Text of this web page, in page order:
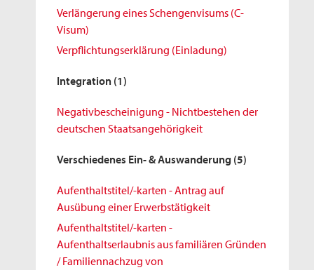
Verlängerung eines Schengenvisums (C-
Visum)
Verpflichtungserklärung (Einladung)
Integration (1)
Negativbescheinigung - Nichtbestehen der
deutschen Staatsangehörigkeit
Verschiedenes Ein- & Auswanderung (5)
Aufenthaltstitel/-karten - Antrag auf
Ausübung einer Erwerbstätigkeit
Aufenthaltstitel/-karten -
Aufenthaltserlaubnis aus familiären Gründen
/ Familiennachzug von